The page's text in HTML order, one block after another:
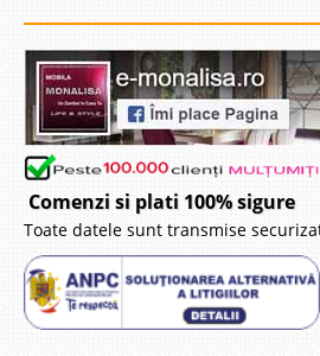
Comenzi si plati 100% sigure
Toate datele sunt transmise